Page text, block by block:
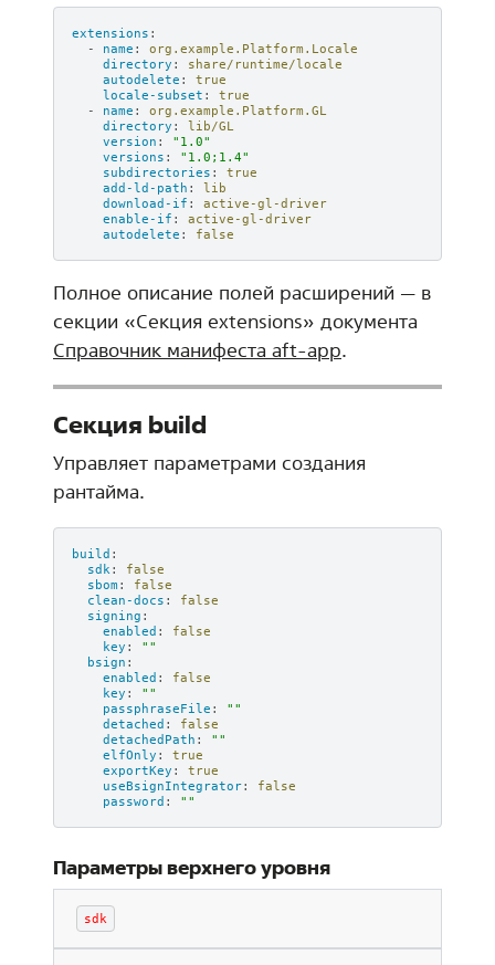
extensions :
-
name :
org.example.Platform.Locale
directory :
share/runtime/locale
autodelete :
true
locale-subset :
true
-
name :
org.example.Platform.GL
directory :
lib/GL
version :
"1.0"
versions :
"1.0;1.4"
subdirectories :
true
add-ld-path :
lib
download-if :
active-gl-driver
enable-if :
active-gl-driver
autodelete : false
Полное описание полей расширений — в
секции «Секция extensions» документа
Справочник манифеста aft-app
Секция build
Управляет параметрами создания
рантайма.
build :
sdk :
false
sbom :
false
clean-docs :
false
signing :
enabled :
false
key :
""
bsign :
enabled :
false
key :
""
passphraseFile :
""
detached :
false
detachedPath :
""
elfOnly :
true
exportKey :
true
useBsignIntegrator:
false
password : ""
Параметры верхнего уровня
sdk